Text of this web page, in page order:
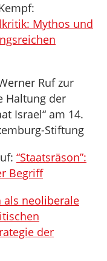
Mythos und
Ruf zur
Haltung der
Israel“ am 14.
Stiftung
“Staatsräson”:
Begriff
als neoliberale
der